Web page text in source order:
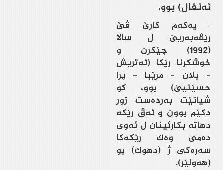
ئه‌نفال) بوو.
- یه‌كه‌م كارێ ڤێ
رێڤه‌به‌ریێ ل سالا
(1992) چێكرن و
خوشكرنا رێكا (ئه‌تریش
- بلان - مرێبا - پرا
حسێنیێ) بوو، كو
شیانێت به‌رده‌ست زور
دكێم بوون و ئه‌ڤ رێكه‌
دهاته‌ بكارئینان ل ئه‌وی
ده‌می وه‌ك رێكه‌كا
سه‌ره‌كی ژ (دهوك) بو
(هه‌ولێر).